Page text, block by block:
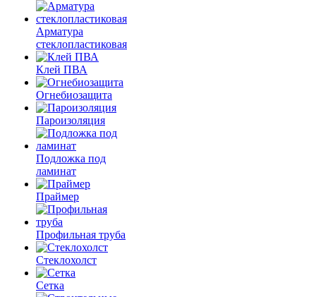
Арматура
стеклопластиковая
Клей ПВА
Огнебиозащита
Пароизоляция
Подложка под
ламинат
Праймер
Профильная труба
Стеклохолст
Сетка